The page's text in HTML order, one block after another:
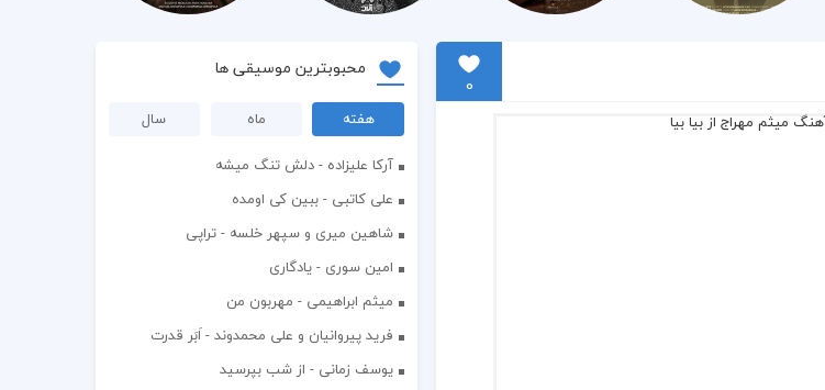
0
محبوبترین موسیقی ها
هفته ماه
سال
آرکا علیزاده - دلش تنگ میشه
علی کاتبی - ببین کی اومده
شاهین میری و سپهر خلسه - تراپی
امین سوری - یادگاری
میثم ابراهیمی - مهربون من
فرید پیروانیان و علی محمدوند - اَبَر قدرت
یوسف زمانی - از شب بپرسید